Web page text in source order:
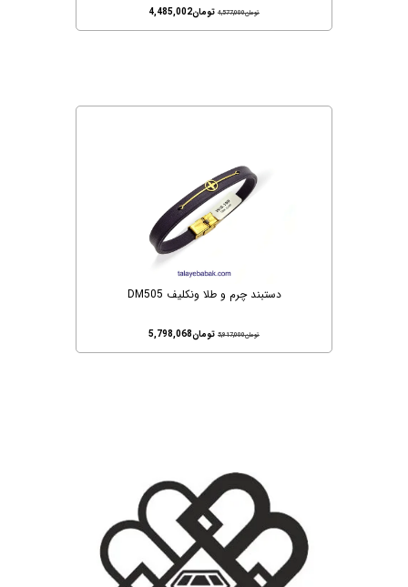
تومان4,577,000 تومان4,485,002
دستبند چرم و طلا ونکلیف DM505
تومان5,917,000 تومان5,798,068